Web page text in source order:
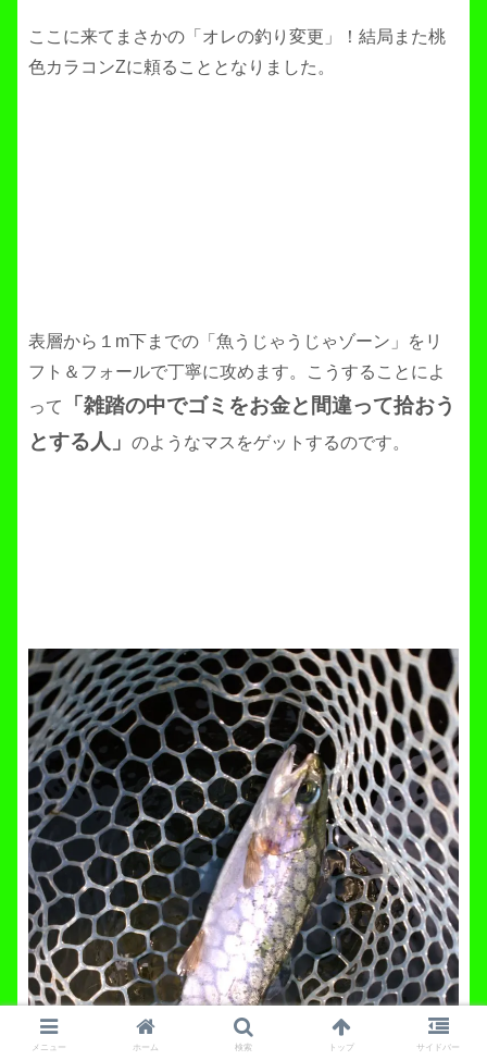
ここに来てまさかの「オレの釣り変更」！結局また桃
色カラコンZに頼ることとなりました。
表層から１m下までの「魚うじゃうじゃゾーン」をリ
フト＆フォールで丁寧に攻めます。こうすることによ
って
「雑踏の中でゴミをお金と間違って拾おう
とする人」 のようなマスをゲットするのです。
メニュー ホーム 検索 トップ サイドバー